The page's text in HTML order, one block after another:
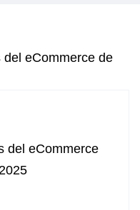
del eCommerce